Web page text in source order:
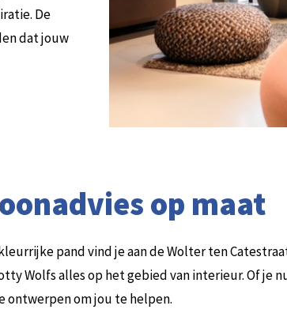
De
dat jouw
op maat
pand vind je aan de Wolter ten
Wolfs alles op het gebied van interieur. Of je
ontwerpen om jou te helpen.